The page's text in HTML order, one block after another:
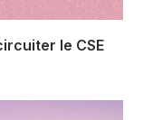
le CSE